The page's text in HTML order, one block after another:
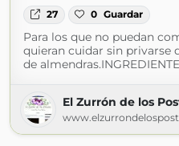
27 0 Guardar
Para los que no puedan
quieran cuidar sin privarse
de
El Zurrón de los